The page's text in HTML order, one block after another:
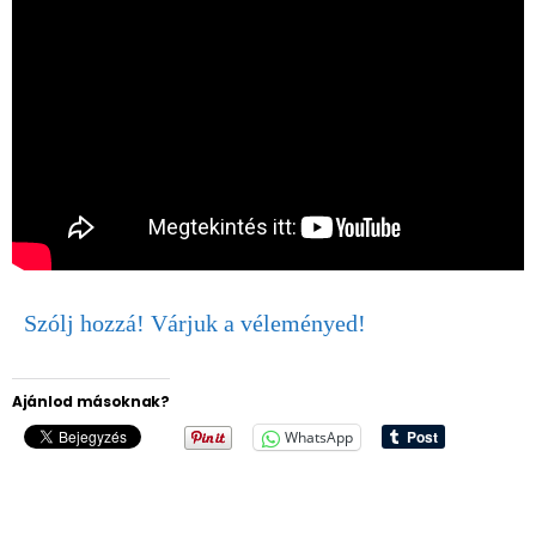
Szólj hozzá! Várjuk a véleményed!
Ajánlod másoknak?
WhatsApp